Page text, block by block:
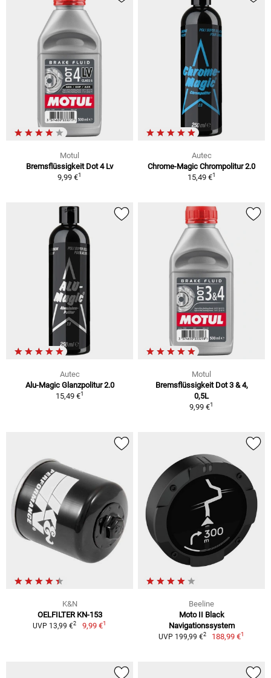
Motul
Bremsflüssigkeit Dot 4 Lv
9,99 €1
Autec
Chrome-Magic Chrompolitur 2.0
15,49 €1
Autec
Alu-Magic Glanzpolitur 2.0
15,49 €1
Motul
Bremsflüssigkeit Dot 3 & 4,
0,5L
9,99 €1
K&N
OELFILTER KN-153
UVP 13,99 €2 9,99 €1
Beeline
Moto II Black
Navigationssystem
UVP 199,99 €2 188,99 €1